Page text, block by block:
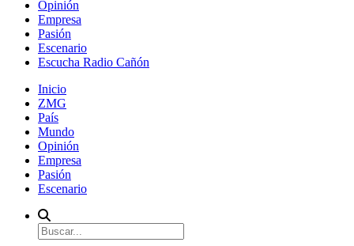
Opinión
Empresa
Pasión
Escenario
Escucha Radio Cañón
Inicio
ZMG
País
Mundo
Opinión
Empresa
Pasión
Escenario